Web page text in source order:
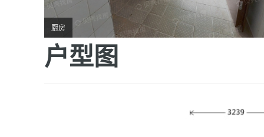
厨房
户型图